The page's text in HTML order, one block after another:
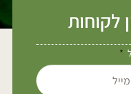
לקוחות